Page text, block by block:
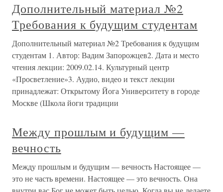
Дополнительный материал №2
Требования к будущим студентам
Дополнительный материал №2 Требования к будущим
студентам 1. Автор: Вадим Запорожцев2. Дата и место
чтения лекции: 2009.02.14. Культурный центр
«Просветление»3. Аудио, видео и текст лекции
принадлежат: Открытому Йога Университету в городе
Москве (Школа йоги традиции
Между прошлым и будущим —
вечность
Между прошлым и будущим — вечность Настоящее —
это не часть времени. Настоящее — это вечность. Она